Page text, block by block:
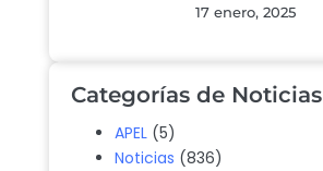
17 enero, 2025
Categorías de Noticias
APEL (5)
Noticias (836)